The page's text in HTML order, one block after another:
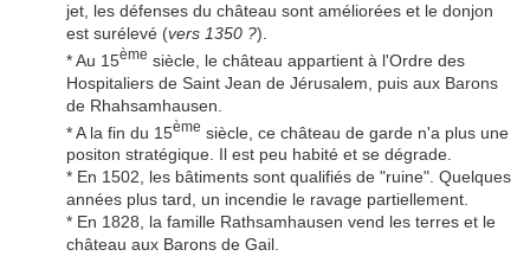
jet, les défenses du château sont améliorées et le donjon
est surélevé (vers 1350 ?).
* Au 15ème siècle, le château appartient à l'Ordre des
Hospitaliers de Saint Jean de Jérusalem, puis aux Barons
de Rhahsamhausen.
* A la fin du 15ème siècle, ce château de garde n'a plus une
positon stratégique. Il est peu habité et se dégrade.
* En 1502, les bâtiments sont qualifiés de "ruine". Quelques
années plus tard, un incendie le ravage partiellement.
* En 1828, la famille Rathsamhausen vend les terres et le
château aux Barons de Gail.